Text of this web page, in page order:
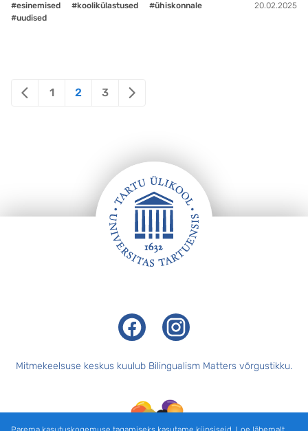
#esinemised #koolikülastused
#ühiskonnale
#uudised
20.02.2025
Posts
1 2 3
FacebookInstagram
Mitmekeelsuse keskus kuulub Bilingualism Matters võrgustikku.